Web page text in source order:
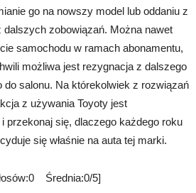
go na nowszy model lub oddaniu z
dalszych zobowiązań. Można nawet
samochodu w ramach abonamentu,
możliwa jest rezygnacja z dalszego
do salonu. Na którekolwiek z rozwiązań
z używania Toyoty jest
przekonaj się, dlaczego każdego roku
się właśnie na auta tej marki.
Średnia:0/5]